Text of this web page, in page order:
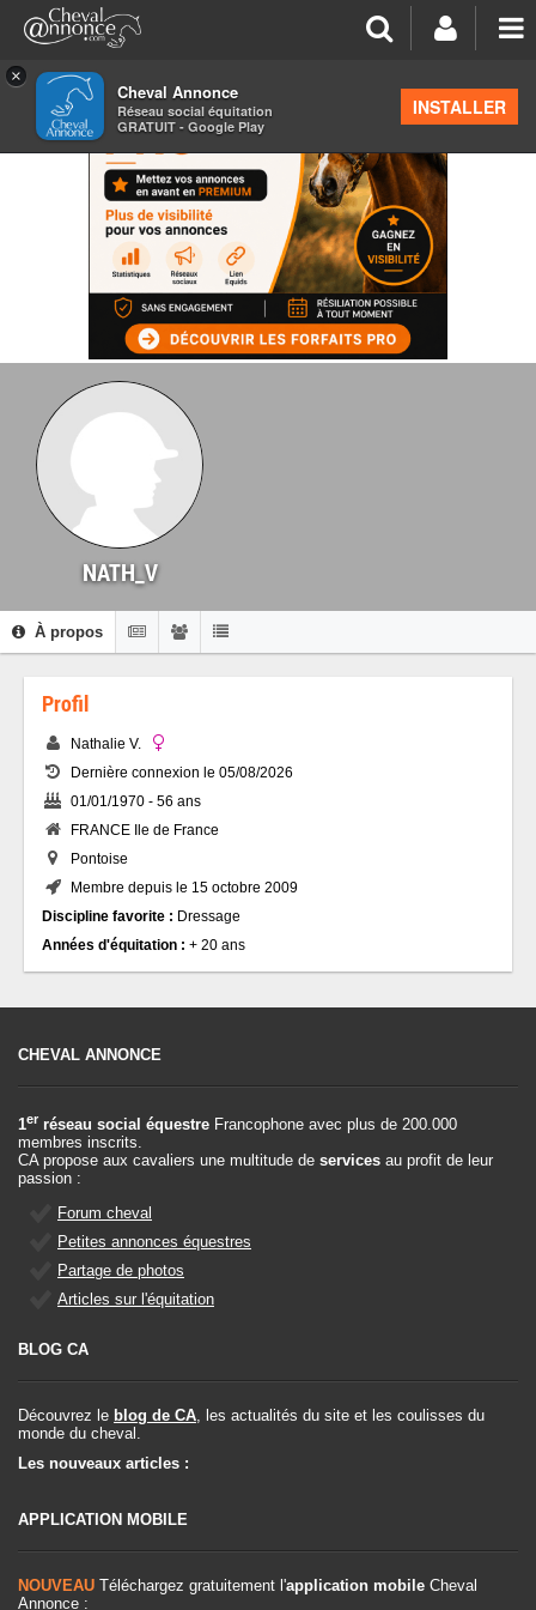
×
Cheval Annonce
Réseau social équitation
GRATUIT - Google Play
INSTALLER
NATH_V
À propos
Profil
Nathalie V.
Dernière connexion le 05/08/2026
01/01/1970 - 56 ans
FRANCE Ile de France
Pontoise
Membre depuis le 15 octobre 2009
Discipline favorite : Dressage
Années d'équitation : + 20 ans
CHEVAL ANNONCE
1er réseau social équestre Francophone avec plus de 200.000
membres inscrits.
CA propose aux cavaliers une multitude de services au profit de leur
passion :
Forum cheval
Petites annonces équestres
Partage de photos
Articles sur l'équitation
BLOG CA
Découvrez le blog de CA, les actualités du site et les coulisses du
monde du cheval.
Les nouveaux articles :
APPLICATION MOBILE
NOUVEAU Téléchargez gratuitement l'application mobile Cheval
Annonce :